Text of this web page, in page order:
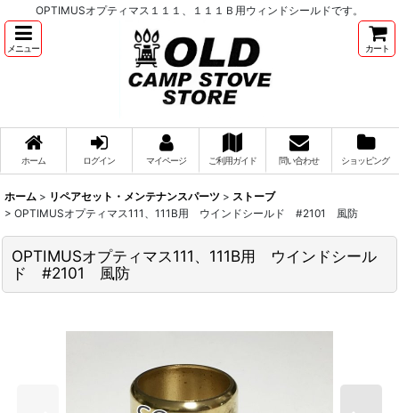
OPTIMUSオプティマス１１１、１１１Ｂ用ウィンドシールドです。
メニュー カート
ホーム ログイン マイページ ご利用ガイド 問い合わせ ショッピング
ホーム > リペアセット・メンテナンスパーツ > ストーブ
> OPTIMUSオプティマス111、111B用 ウインドシールド #2101 風防
OPTIMUSオプティマス111、111B用 ウインドシール
ド #2101 風防